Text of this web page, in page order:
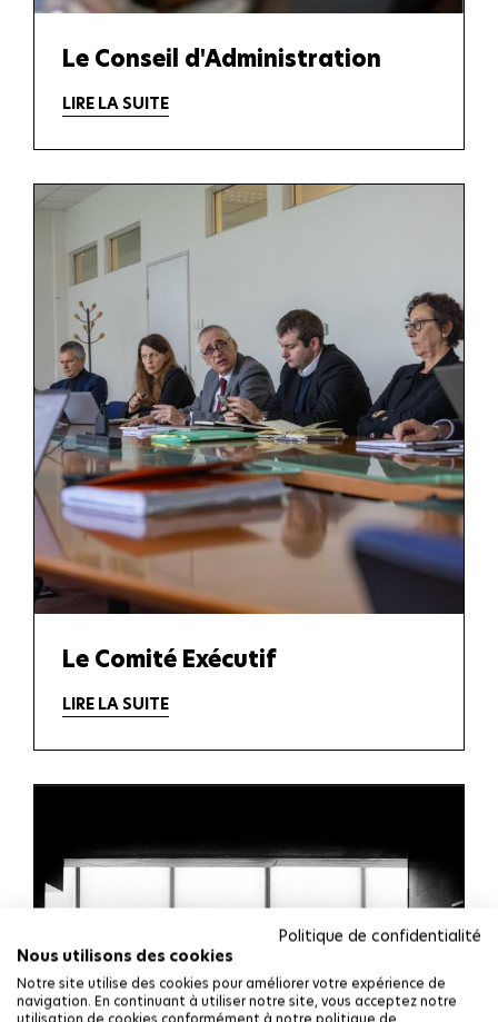
Politique de confidentialité
Nous utilisons des cookies
Notre site utilise des cookies pour améliorer votre expérience de
navigation. En continuant à utiliser notre site, vous acceptez notre
utilisation de cookies conformément à notre politique de
Le Conseil d'Administration
LIRE LA SUITE
Le Comité Exécutif
LIRE LA SUITE